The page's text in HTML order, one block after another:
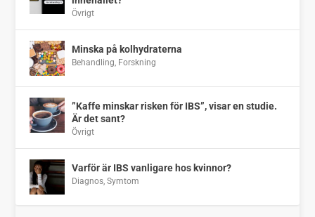
Övrigt
Minska på kolhydraterna
Behandling Forskning
”Kaffe minskar risken för IBS”, visar en studie.
Är det sant?
Övrigt
Varför är IBS vanligare hos kvinnor?
Diagnos ,Symtom